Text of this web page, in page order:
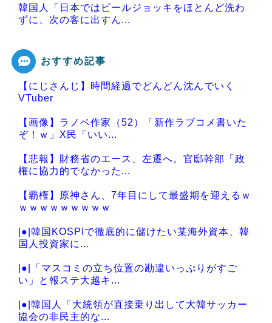
韓国人「日本ではビールジョッキをほとんど洗わ
ずに、次の客に出すん...
Powered by livedoor 相互RSS
おすすめ記事
【にじさんじ】時間経過でどんどん沈んでいく
VTuber
【画像】ラノベ作家（52）「新作ラブコメ書いた
ぞ！ｗ」X民「いい...
【悲報】財務省のエース、左遷へ。官邸幹部「政
権に協力的でなかった...
【覇権】原神さん、7年目にして最盛期を迎えるｗ
ｗｗｗｗｗｗｗｗｗ
|●|韓国KOSPIで徹底的に儲けたい某海外資本、韓
国人投資家に...
|●|「マスコミの立ち位置の勘違いっぷりがすご
い」と報ステ大越キ...
|●|韓国人「大統領が直接乗り出して大韓サッカー
協会の非民主的な...